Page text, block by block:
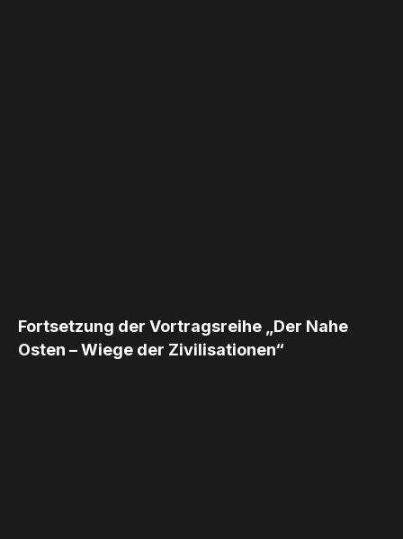
Fortsetzung der Vortragsreihe „Der Nahe
Osten – Wiege der Zivilisationen“